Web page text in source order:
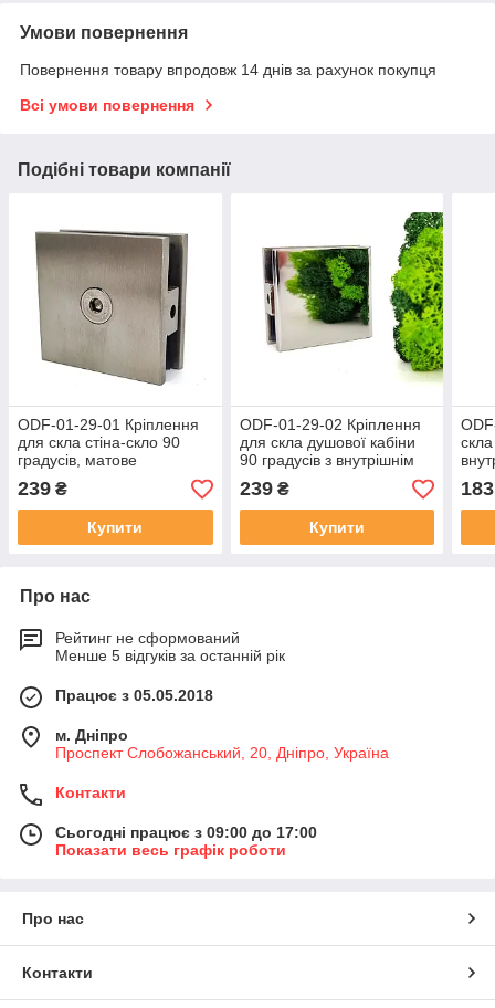
Умови повернення
Повернення товару впродовж 14 днів за рахунок покупця
Всі умови повернення
Подібні товари компанії
ODF-01-29-01 Кріплення
для скла стіна-скло 90
градусів, матове
239 ₴
Купити
ODF-01-29-02 Кріплення
для скла душової кабіни
90 градусів з внутрішнім
кріпленням до стіни,
поліроване
239₴
Купити
скла
183
Про нас
Рейтинг не сформований
Менше 5 відгуків за останній рік
Працює з 05.05.2018
м. Дніпро
Проспект Слобожанський, 20, Дніпро, Україна
Контакти
Сьогодні працює з 09:00 до 17:00
Показати весь графік роботи
Про нас
Контакти